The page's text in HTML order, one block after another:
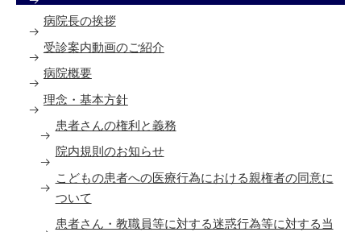
病院長の挨拶
受診案内動画のご紹介
病院概要
理念・基本方針
患者さんの権利と義務
院内規則のお知らせ
こどもの患者への医療行為における親権者の同意に
ついて
患者さん・教職員等に対する迷惑行為等に対する当